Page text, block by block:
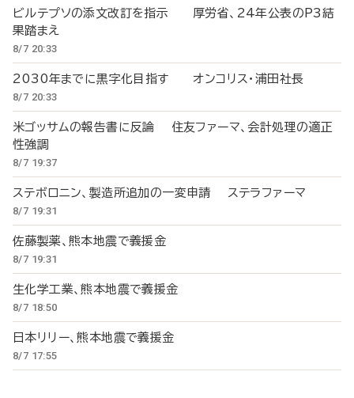
ビルテプソの添文改訂を指示 厚労省、24年公表のP3結
果踏まえ
8/7 20:33
2030年までに黒字化目指す オンコリス・浦田社長
8/7 20:33
米ゴッサムの報告書に反論 住友ファーマ、会計処理の適正
性強調
8/7 19:37
ステボロニン、製造所追加の一変申請 ステラファーマ
8/7 19:31
佐藤製薬、熊本地震で義援金
8/7 19:31
生化学工業、熊本地震で義援金
8/7 18:50
日本リリー、熊本地震で義援金
8/7 17:55